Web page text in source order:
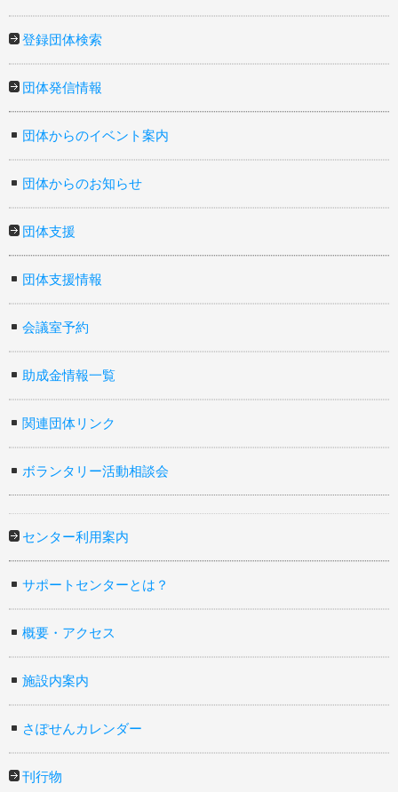
登録団体検索
団体発信情報
団体からのイベント案内
団体からのお知らせ
団体支援
団体支援情報
会議室予約
助成金情報一覧
関連団体リンク
ボランタリー活動相談会
センター利用案内
サポートセンターとは？
概要・アクセス
施設内案内
さぽせんカレンダー
刊行物